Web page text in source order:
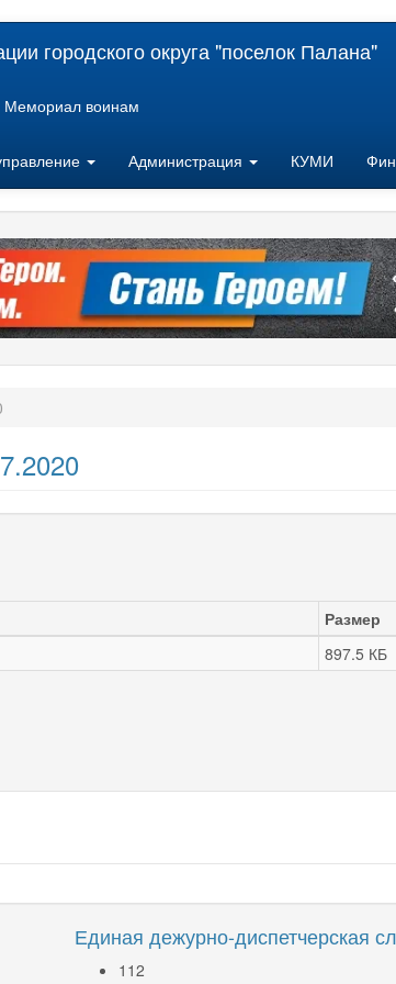
городского округа "поселок Палана"
Мемориал воинам
Администрация КУМИ
Размер
897.5 КБ
Единая дежурно-диспетчерская
112